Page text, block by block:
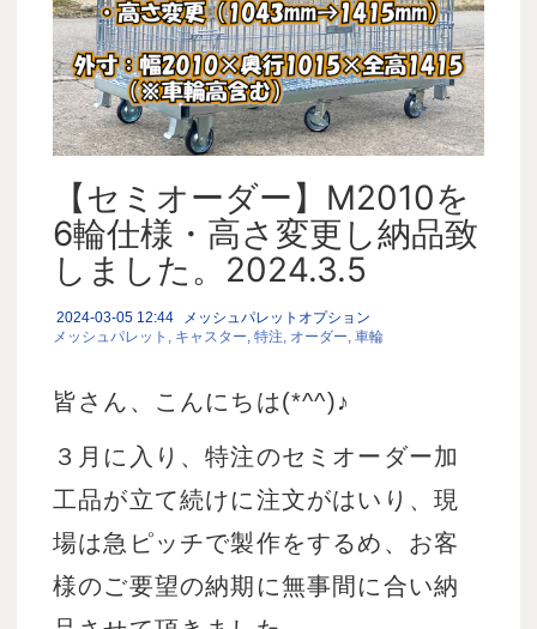
【セミオーダー】M2010を
6輪仕様・高さ変更し納品致
しました。2024.3.5
2024-03-05 12:44
メッシュパレットオプション
メッシュパレット
キャスター 特注 オーダー 車輪
皆さん、こんにちは(*^^)♪
３月に入り、特注のセミオーダー加
工品が立て続けに注文がはいり、現
場は急ピッチで製作をするめ、お客
様のご要望の納期に無事間に合い納